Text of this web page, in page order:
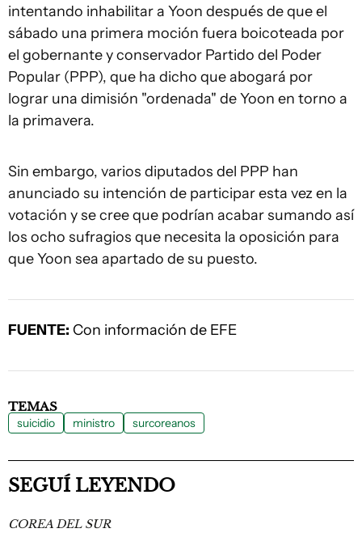
intentando inhabilitar a Yoon después de que el
sábado una primera moción fuera boicoteada por
el gobernante y conservador Partido del Poder
Popular (PPP), que ha dicho que abogará por
lograr una dimisión "ordenada" de Yoon en torno a
la primavera.
Sin embargo, varios diputados del PPP han
anunciado su intención de participar esta vez en la
votación y se cree que podrían acabar sumando así
los ocho sufragios que necesita la oposición para
que Yoon sea apartado de su puesto.
FUENTE: Con información de EFE
TEMAS
suicidio ministro surcoreanos
SEGUÍ LEYENDO
COREA DEL SUR